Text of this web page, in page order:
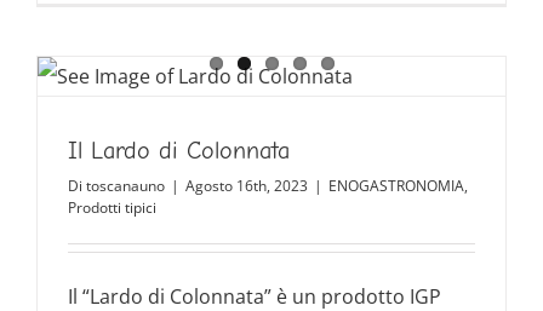
Il Lardo di Colonnata
Di toscanauno | Agosto 16th, 2023 | ENOGASTRONOMIA,
Prodotti tipici
Il “Lardo di Colonnata” è un prodotto IGP